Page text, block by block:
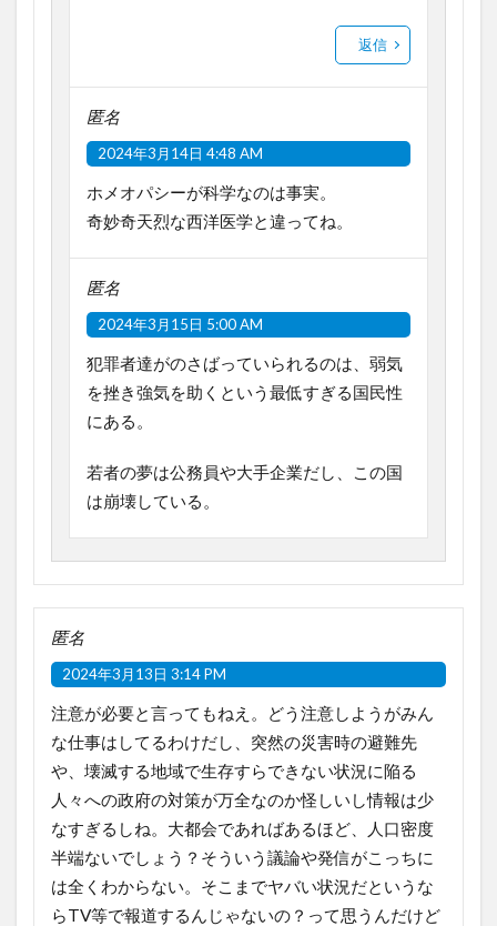
返信
匿名
2024年3月14日 4:48 AM
ホメオパシーが科学なのは事実。
奇妙奇天烈な西洋医学と違ってね。
匿名
2024年3月15日 5:00 AM
犯罪者達がのさばっていられるのは、弱気
を挫き強気を助くという最低すぎる国民性
にある。
若者の夢は公務員や大手企業だし、この国
は崩壊している。
匿名
2024年3月13日 3:14 PM
注意が必要と言ってもねえ。どう注意しようがみん
な仕事はしてるわけだし、突然の災害時の避難先
や、壊滅する地域で生存すらできない状況に陥る
人々への政府の対策が万全なのか怪しいし情報は少
なすぎるしね。大都会であればあるほど、人口密度
半端ないでしょう？そういう議論や発信がこっちに
は全くわからない。そこまでヤバい状況だというな
らTV等で報道するんじゃないの？って思うんだけど